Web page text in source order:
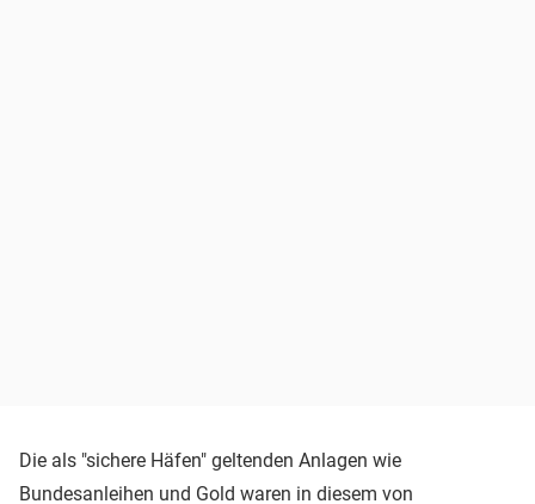
Die als "sichere Häfen" geltenden Anlagen wie
Bundesanleihen und Gold waren in diesem von